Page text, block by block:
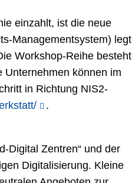
einzahlt, ist die neue
Managementsystem) legt
Workshop-Reihe besteht
Unternehmen können im
in Richtung NIS2-
.
Digital Zentren“ und der
Digitalisierung. Kleine